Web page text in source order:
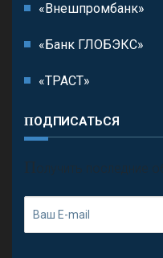
«Внешпромбанк»
«Банк ГЛОБЭКС»
«ТРАСТ»
ПОДПИСАТЬСЯ
П олучить последние